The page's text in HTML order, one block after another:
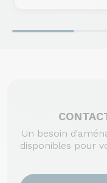
Un besoin
disponibles pour